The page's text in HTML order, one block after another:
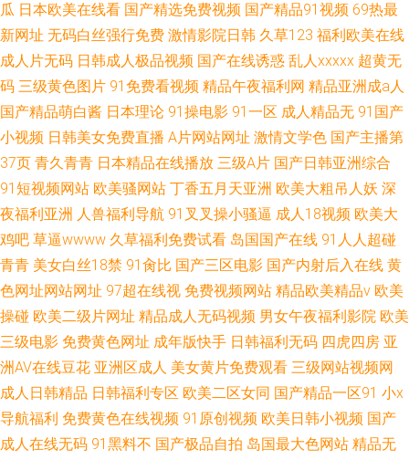
瓜 日本欧美在线看 国产精选免费视频 国产精品91视频 69热最
新网址 无码白丝强行免费 激情影院日韩 久草123 福利欧美在线
成人片无码 日韩成人极品视频 国产在线诱惑 乱人xxxxx 超黄无
码 三级黄色图片 91免费看视频 精品午夜福利网 精品亚洲成a人
国产精品萌白酱 日本理论 91操电影 91一区 成人精品无 91国产
小视频 日韩美女免费直播 A片网站网址 激情文学色 国产主播第
37页 青久青青 日本精品在线播放 三级A片 国产日韩亚洲综合
91短视频网站 欧美骚网站 丁香五月天亚洲 欧美大粗吊人妖 深
夜福利亚洲 人兽福利导航 91叉叉操小骚逼 成人18视频 欧美大
鸡吧 草逼wwww 久草福利免费试看 岛国国产在线 91人人超碰
青青 美女白丝18禁 91肏比 国产三区电影 国产内射后入在线 黄
色网址网站网址 97超在线视 免费视频网站 精品欧美精品v 欧美
操碰 欧美二级片网址 精品成人无码视频 男女午夜福利影院 欧美
三级电影 免费黄色网址 成年版快手 日韩福利无码 四虎四房 亚
洲AV在线豆花 亚洲区成人 美女黄片免费观看 三级网站视频网
成人日韩精品 日韩福利专区 欧美二区女同 国产精品一区91 小x
导航福利 免费黄色在线视频 91原创视频 欧美日韩小视频 国产
成人在线无码 91黑料不 国产极品自拍 岛国最大色网站 精品无